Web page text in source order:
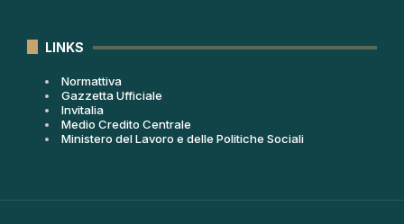
LINKS
Normattiva
Gazzetta Ufficiale
Invitalia
Medio Credito Centrale
Ministero del Lavoro e delle Politiche Sociali